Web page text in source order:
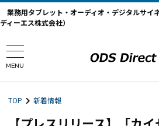
業務用タブレット・オーディオ・デジタルサイ
ディーエス株式会社）
MENU
TOP 新着情報